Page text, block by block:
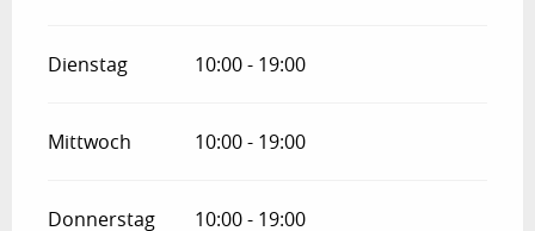
Dienstag 10:00 - 19:00
Mittwoch 10:00 - 19:00
Donnerstag 10:00 - 19:00